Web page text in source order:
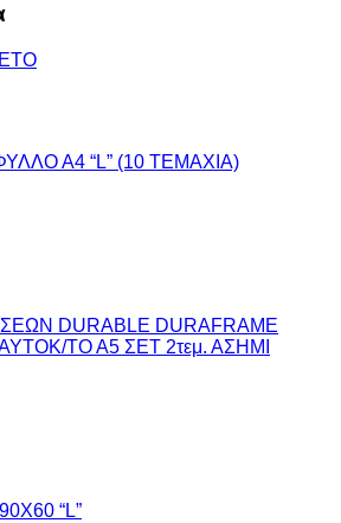
Α4 “L” (10 TEMAXIA)
DURABLE DURAFRAME
ΤΟ Α5 ΣΕΤ 2τεμ. ΑΣΗΜΙ
“L”